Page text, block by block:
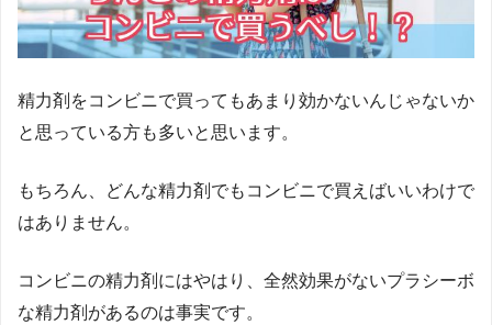
精力剤をコンビニで買ってもあまり効かないんじゃないか
と思っている方も多いと思います。
もちろん、どんな精力剤でもコンビニで買えばいいわけで
はありません。
コンビニの精力剤にはやはり、全然効果がないプラシーボ
な精力剤があるのは事実です。